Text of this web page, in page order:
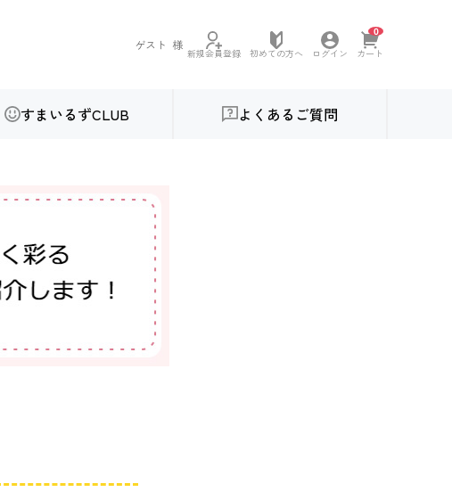
ゲスト 様
新規会員登録 初めての方へ ログイン
0
カート
すまいるずCLUB よくあるご質問